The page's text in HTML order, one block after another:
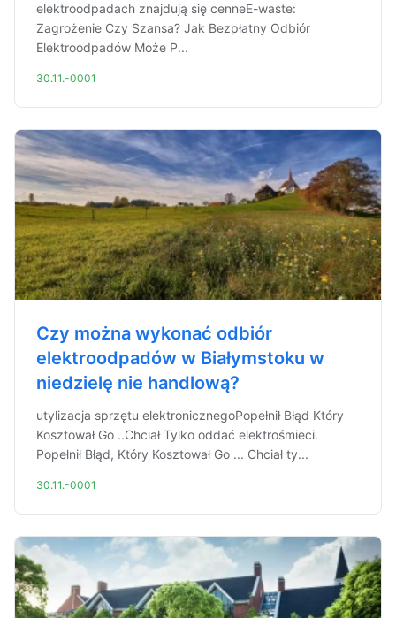
elektroodpadach znajdują się cenneE-waste:
Zagrożenie Czy Szansa? Jak Bezpłatny Odbiór
Elektroodpadów Może P...
30.11.-0001
Czy można wykonać odbiór
elektroodpadów w Białymstoku w
niedzielę nie handlową?
utylizacja sprzętu elektronicznegoPopełnił Błąd Który
Kosztował Go ..Chciał Tylko oddać elektrośmieci.
Popełnił Błąd, Który Kosztował Go ... Chciał ty...
30.11.-0001